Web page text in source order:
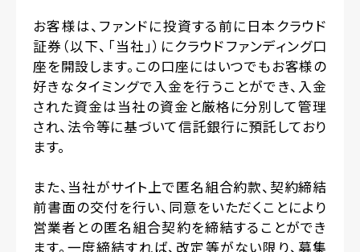
お客様は、ファンドに投資する前に日本クラウド
証券（以下、「当社」）にクラウドファンディング口
座を開設します。この口座にはいつでもお客様の
好きなタイミングで入金を行うことができ、入金
された資金は当社の資金と厳格に分別して管理
され、法令等に基づいて信託銀行に預託しており
ます。
また、当社がサイト上で匿名組合約款、契約締結
前書面の交付を行い、同意をいただくことにより
営業者との匿名組合契約を締結することができ
ます。一度締結すれば、改定等がない限り、募集